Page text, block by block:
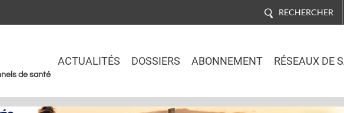
RECHERCHER
de santé
ACTUALITÉS DOSSIERS ABONNEMENT RÉSEAUX DE